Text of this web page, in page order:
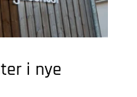
i nye